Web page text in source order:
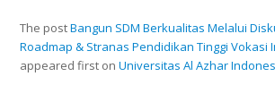
The postBangun SDM Berkualitas Melalui
Roadmap & Stranas Pendidikan Tinggi Vokasi
appeared first onUniversitas Al Azhar